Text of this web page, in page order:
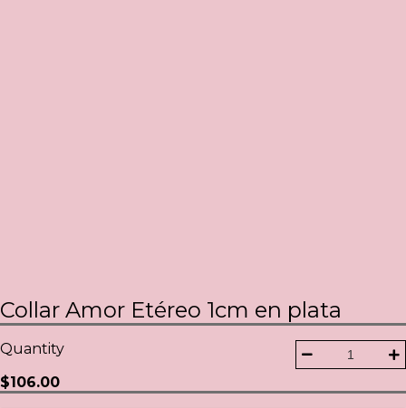
Collar Amor Etéreo 1cm en plata
Quantity
$106.00